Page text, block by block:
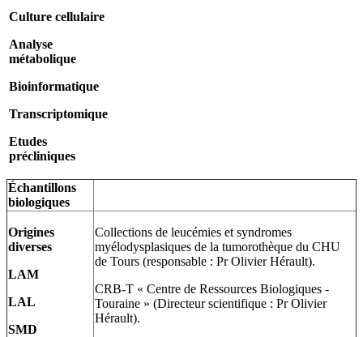
Culture cellulaire
Analyse
métabolique
Bioinformatique
Transcriptomique
Etudes
précliniques
Échantillons
biologiques
Origines
diverses
LAM
LAL
SMD
Collections de leucémies et syndromes
myélodysplasiques de la tumorothèque du CHU
de Tours (responsable : Pr Olivier Hérault).
CRB-T « Centre de Ressources Biologiques -
Touraine » (Directeur scientifique : Pr Olivier
Hérault).